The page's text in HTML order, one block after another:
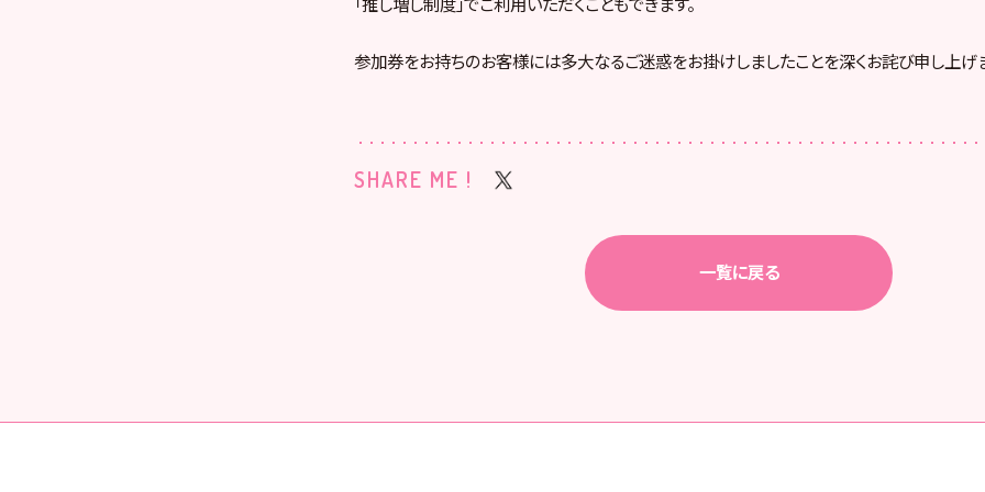
参加券をお持ちのお客様には多大なるご迷惑をお掛けしましたことを深くお詫び申し上げ
SHARE ME !
一覧に戻る